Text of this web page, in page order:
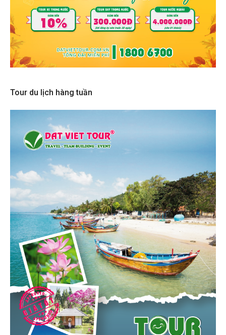
Tour du lịch hàng tuần